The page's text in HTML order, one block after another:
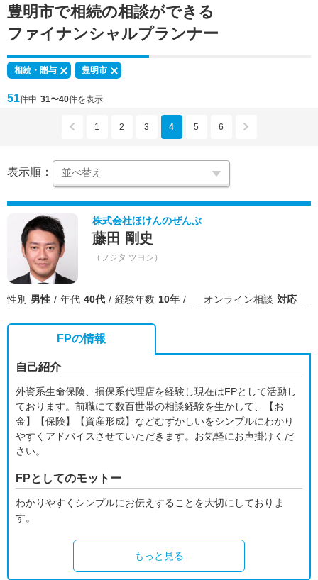
豊明市で相続の相談ができる
ファイナンシャルプランナー
相続・贈与 豊明市
51件中 31〜40件を表示
1 2 3 4 5 6
表示順：
株式会社ほけんのぜんぶ
藤田 剛史
（フジタ ツヨシ）
性別 男性 年代 40代 経験年数 10年 オンライン相談 対応
FPの情報
自己紹介
外資系生命保険、損保系代理店を経験し現在はFPとして活動し
ております。前職にて数百世帯の相談経験を生かして、【お
金】【保険】【資産形成】などむずかしいをシンプルにわかり
やすくアドバイスさせていただきます。お気軽にお声掛けくだ
さい。
FPとしてのモットー
わかりやすくシンプルにお伝えすることを大切にしておりま
す。
もっと見る